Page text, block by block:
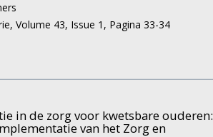
Volume 43, Issue 1, Pagina 33-34
in de zorg voor kwetsbare ouderen:
van het Zorg en